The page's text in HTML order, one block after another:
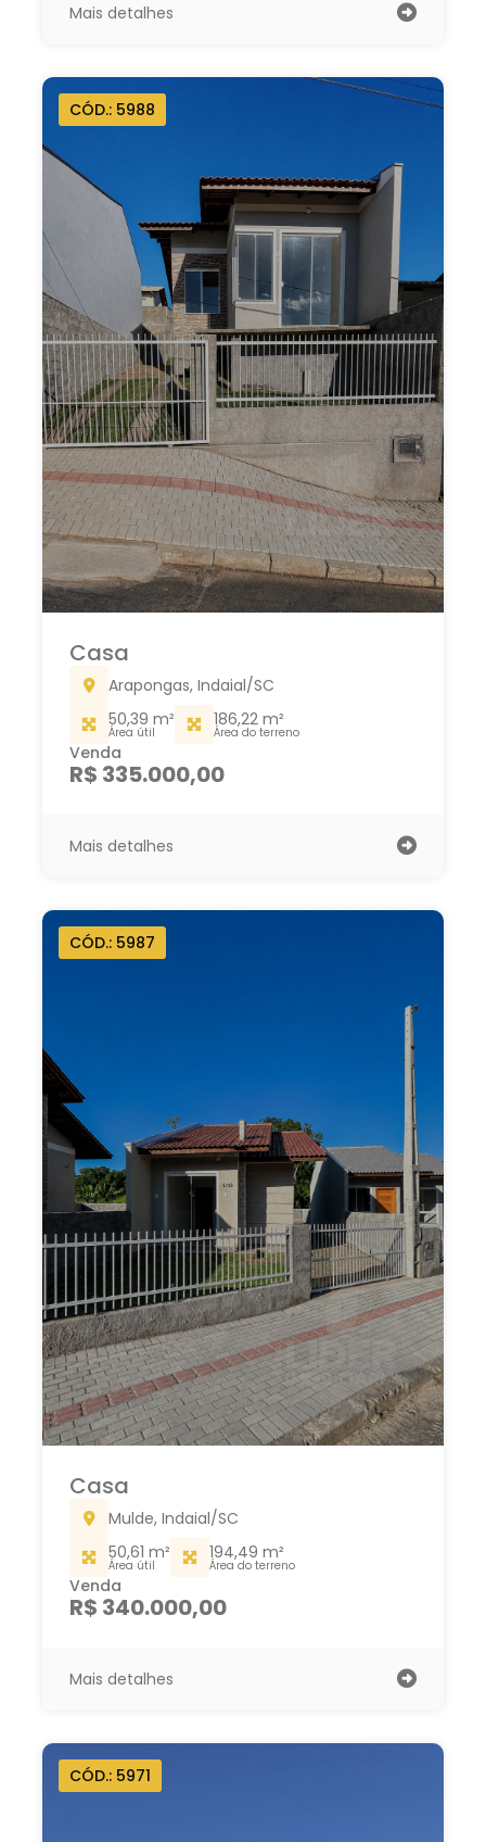
Mais detalhes
CÓD.: 5988
Casa
Arapongas, Indaial/SC
50,39 m²
Área útil
186,22 m²
Área do terreno
Venda
R$ 335.000,00
Mais detalhes
CÓD.: 5987
Casa
Mulde, Indaial/SC
50,61 m²
Área útil
194,49 m²
Área do terreno
Venda
R$ 340.000,00
Mais detalhes
CÓD.: 5971